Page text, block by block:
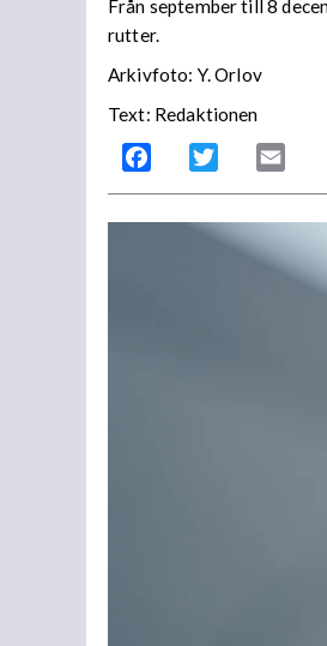
Från september till 8
rutter.
Arkivfoto: Y. Orlov
Text: Redaktionen
Facebook Twitter